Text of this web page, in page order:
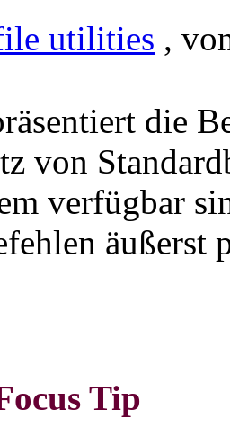
utilities ,
die
von
verfügbar
äußerst
Tip